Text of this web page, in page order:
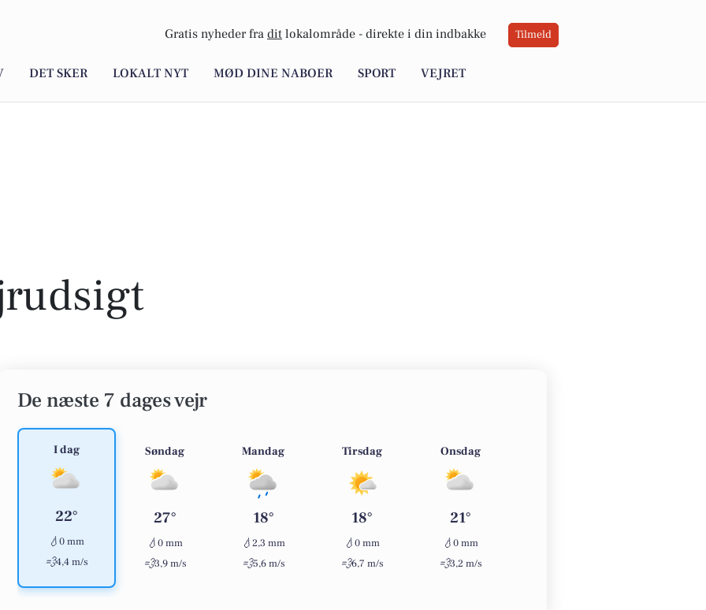
Gratis nyheder fra dit lokalområde - direkte i din indbakke Tilmeld
DET SKER LOKALT NYT MØD DINE NABOER SPORT VEJRET
De næste 7 dages vejr
I dag
22°
💧0 mm
💨4,4 m/s
Søndag
27°
💧0 mm
💨3,9 m/s
Mandag
18°
💧2,3 mm
💨5,6 m/s
Tirsdag
18°
💧0 mm
💨6,7 m/s
Onsdag
21°
💧0 mm
💨3,2 m/s